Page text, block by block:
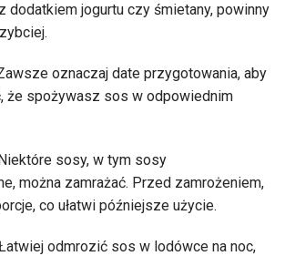
dodatkiem jogurtu czy śmietany, powinny
oznaczaj date przygotowania, aby
że spożywasz sos w odpowiednim
sosy, w tym sosy
można zamrażać. Przed zamrożeniem,
co ułatwi późniejsze użycie.
odmrozić sos w lodówce na noc,